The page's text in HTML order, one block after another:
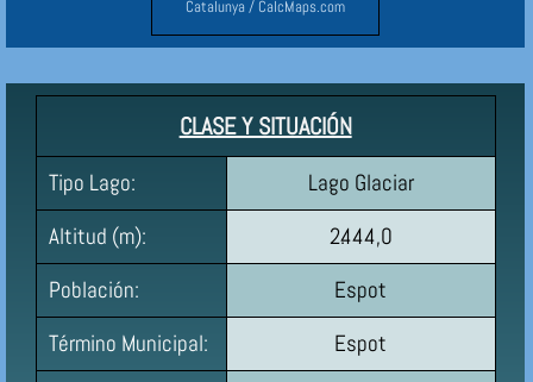
Catalunya / CalcMaps.com
CLASE Y SITUACIÓN
Tipo Lago:
Lago Glaciar
Altitud (m):
2.444,0
Población:
Espot
Término Municipal:
Espot